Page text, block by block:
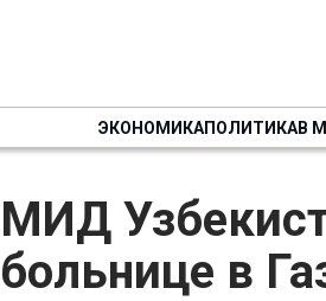
ЭКОНОМИКАПОЛИТИКАВ
МИД
больнице в